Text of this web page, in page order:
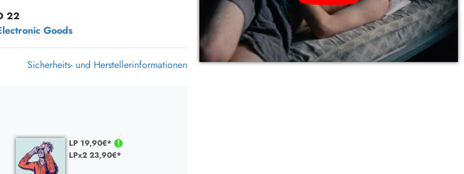
22
Goods
Sicherheits- und Herstellerinformationen
LP 19,90€*
LPx2 23,90€*
YouTube Video: MODERAT – more d4ta (CD, LP Vinyl)